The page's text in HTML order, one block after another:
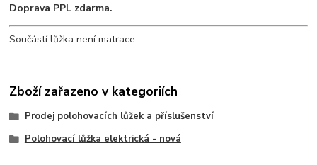
Doprava PPL zdarma.
Součástí lůžka není matrace.
Zboží zařazeno v kategoriích
Prodej polohovacích lůžek a příslušenství
Polohovací lůžka elektrická - nová